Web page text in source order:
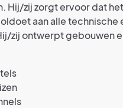
Hij/zij zorgt ervoor dat
aan alle technische
zij ontwerpt gebouwen